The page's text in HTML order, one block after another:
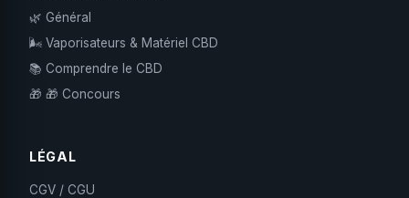
🌿 Général
🌬️ Vaporisateurs & Matériel CBD
📚 Comprendre le CBD
🎁 🎁 Concours
LÉGAL
CGV / CGU